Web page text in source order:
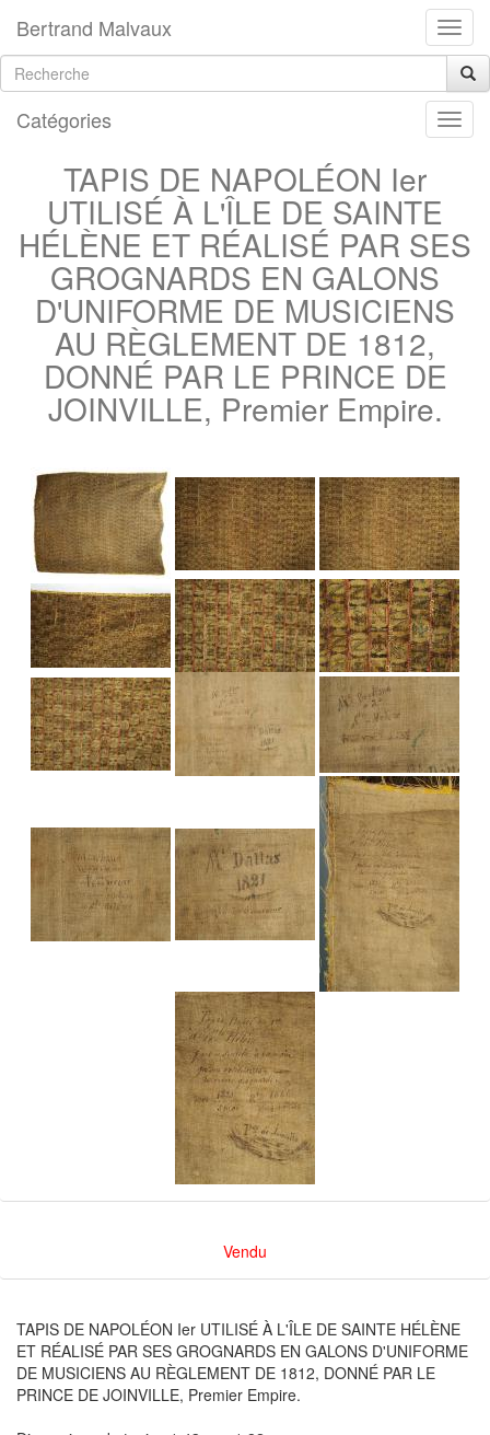
Bertrand Malvaux
Catégories
TAPIS DE NAPOLÉON Ier
UTILISÉ À L'ÎLE DE SAINTE
HÉLÈNE ET RÉALISÉ PAR SES
GROGNARDS EN GALONS
D'UNIFORME DE MUSICIENS
AU RÈGLEMENT DE 1812,
DONNÉ PAR LE PRINCE DE
JOINVILLE, Premier Empire.
Vendu
TAPIS DE NAPOLÉON Ier UTILISÉ À L'ÎLE DE SAINTE HÉLÈNE
ET RÉALISÉ PAR SES GROGNARDS EN GALONS D'UNIFORME
DE MUSICIENS AU RÈGLEMENT DE 1812, DONNÉ PAR LE
PRINCE DE JOINVILLE, Premier Empire.